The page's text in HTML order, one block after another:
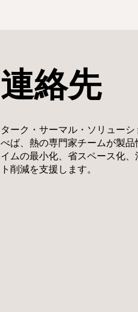
連絡先
ターク・サーマル・ソリュー
べば、熱の専門家チームが製
イムの最小化、省スペース化
ト削減を支援します。